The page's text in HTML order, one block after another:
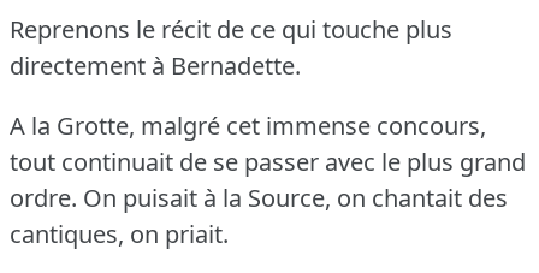
Reprenons le récit de ce qui touche plus
directement à Bernadette.
A la Grotte, malgré cet immense concours,
tout continuait de se passer avec le plus grand
ordre. On puisait à la Source, on chantait des
cantiques, on priait.